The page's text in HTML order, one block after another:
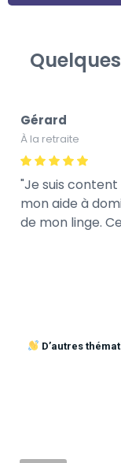
Gérard
À la retraite
Je suis
mon aide à
de mon linge.
D’autres